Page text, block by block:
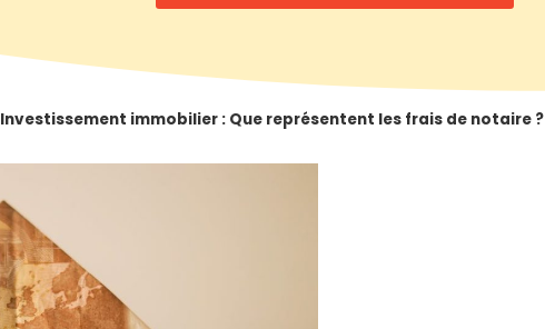
Investissement immobilier : Que représentent les frais de notaire ?